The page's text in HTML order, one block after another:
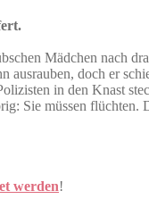
Mädchen nach
doch er
in den Knast
Sie müssen flüchten.
werden!